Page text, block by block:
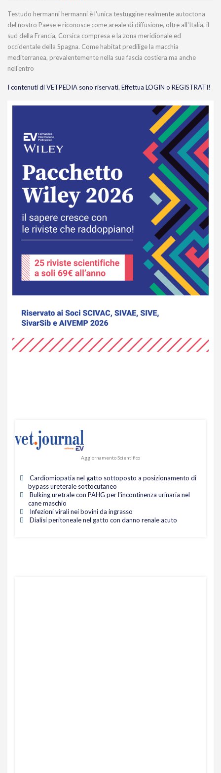
Testudo hermanni hermanni è l'unica testuggine realmente autoctona
del nostro Paese e riconosce come areale di diffusione, oltre all'Italia, il
sud della Francia, Corsica compresa e la zona meridionale ed
occidentale della Spagna. Come habitat predilige la macchia
mediterranea, prevalentemente nella sua fascia costiera ma anche
nell'entro
I contenuti di VETPEDIA sono riservati. Effettua LOGIN o REGISTRATI!
Aggiornamento Scientifico
Cardiomiopatia nel gatto sottoposto a posizionamento di
bypass ureterale sottocutaneo
Bulking uretrale con PAHG per l'incontinenza urinaria nel
cane maschio
Infezioni virali nei bovini da ingrasso
Dialisi peritoneale nel gatto con danno renale acuto